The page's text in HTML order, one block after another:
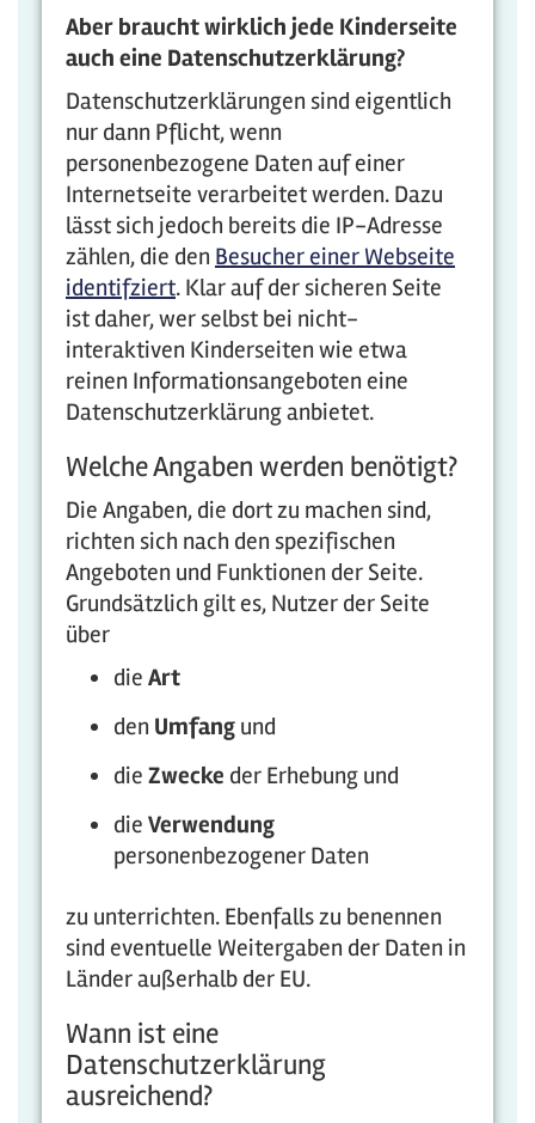
Aber braucht wirklich jede Kinderseite
auch eine Datenschutzerklärung?
Datenschutzerklärungen sind eigentlich
nur dann Pflicht, wenn
personenbezogene Daten auf einer
Internetseite verarbeitet werden. Dazu
lässt sich jedoch bereits die IP-Adresse
zählen, die den Besucher einer Webseite
identifziert. Klar auf der sicheren Seite
ist daher, wer selbst bei nicht-
interaktiven Kinderseiten wie etwa
reinen Informationsangeboten eine
Datenschutzerklärung anbietet.
Welche Angaben werden benötigt?
Die Angaben, die dort zu machen sind,
richten sich nach den spezifischen
Angeboten und Funktionen der Seite.
Grundsätzlich gilt es, Nutzer der Seite
über
die Art
den Umfang und
die Zwecke der Erhebung und
die Verwendung
personenbezogener Daten
zu unterrichten. Ebenfalls zu benennen
sind eventuelle Weitergaben der Daten in
Länder außerhalb der EU.
Wann ist eine
Datenschutzerklärung
ausreichend?